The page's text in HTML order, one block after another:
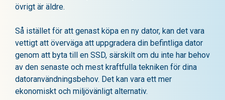
övrigt är äldre.
Så istället för att genast köpa en ny dator, kan det vara
vettigt att överväga att uppgradera din befintliga dator
genom att byta till en SSD, särskilt om du inte har behov
av den senaste och mest kraftfulla tekniken för dina
datoranvändningsbehov. Det kan vara ett mer
ekonomiskt och miljövänligt alternativ.